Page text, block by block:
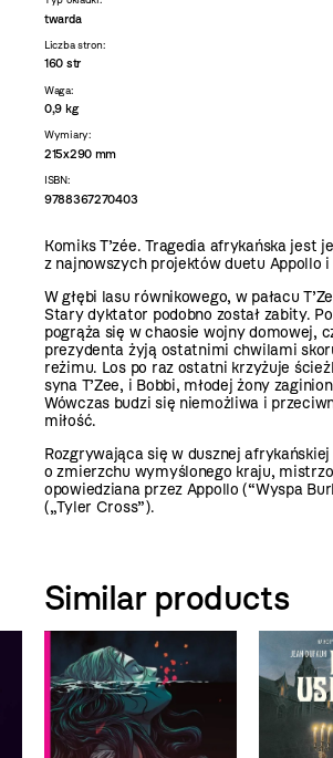
twarda
Liczba stron:
160 str
Waga:
0,9 kg
Wymiary:
215x290 mm
ISBN:
9788367270403
Komiks T’zée. Tragedia afrykańska jest
z najnowszych projektów duetu Appollo i
W głębi lasu równikowego, w pałacu
Stary dyktator podobno został zabity.
pogrąża się w chaosie wojny domowej,
prezydenta żyją ostatnimi chwilami
reżimu. Los po raz ostatni krzyżuje
syna T’Zee, i Bobbi, młodej żony
Wówczas budzi się niemożliwa i
miłość.
Rozgrywająca się w dusznej
o zmierzchu wymyślonego kraju,
opowiedziana przez Appollo (“Wyspa
(„Tyler Cross”).
Similar products